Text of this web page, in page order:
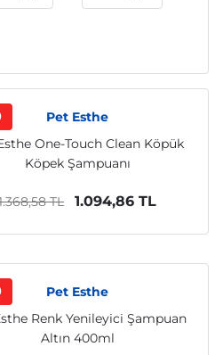
Pet Esthe
One-Touch Clean Köpük
Köpek Şampuanı
TL 1.094,86 TL
Pet Esthe
Renk Yenileyici Şampuan
Altın 400ml